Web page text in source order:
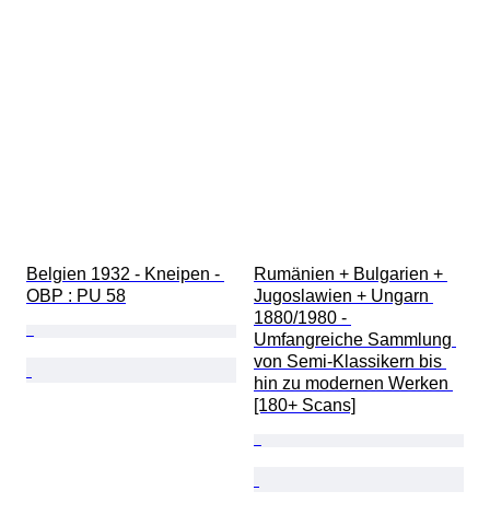
Belgien 1932 - Kneipen -
OBP : PU 58
Rumänien + Bulgarien +
Jugoslawien + Ungarn
1880/1980 -
Umfangreiche Sammlung
von Semi-Klassikern bis
hin zu modernen Werken
[180+ Scans]